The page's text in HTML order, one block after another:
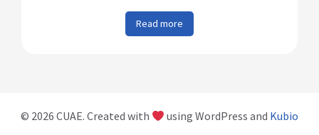
Read more
© 2026 CUAE. Created with using WordPress and Kubio